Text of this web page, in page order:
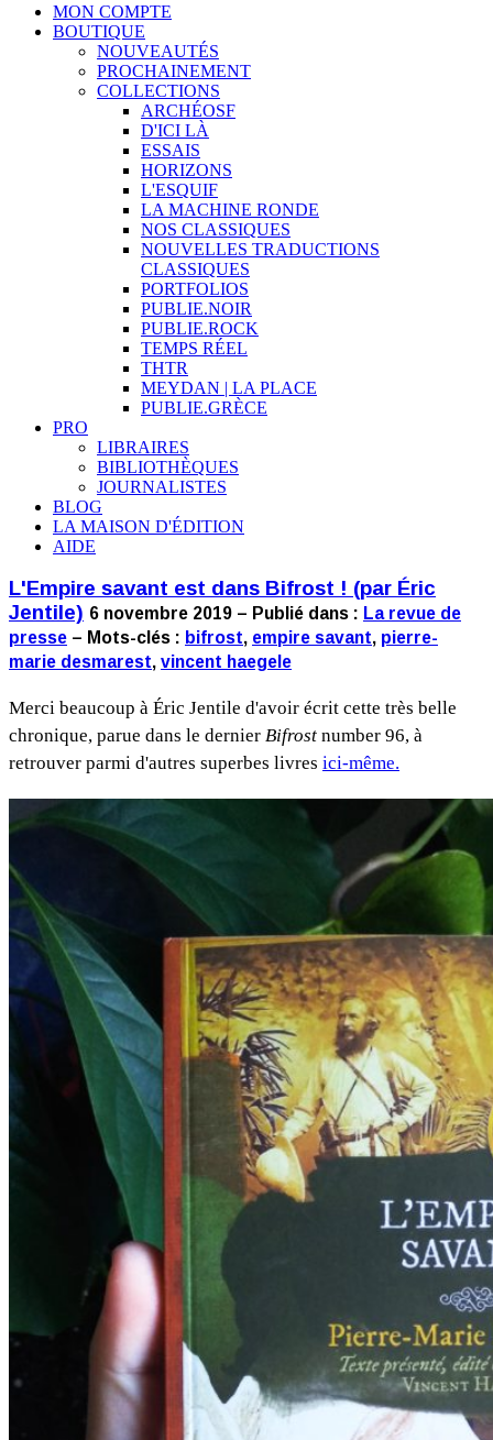
MON COMPTE
BOUTIQUE
NOUVEAUTÉS
PROCHAINEMENT
COLLECTIONS
ARCHÉOSF
D'ICI LÀ
ESSAIS
HORIZONS
L'ESQUIF
LA MACHINE RONDE
NOS CLASSIQUES
NOUVELLES TRADUCTIONS
CLASSIQUES
PORTFOLIOS
PUBLIE.NOIR
PUBLIE.ROCK
TEMPS RÉEL
THTR
MEYDAN | LA PLACE
PUBLIE.GRÈCE
PRO
LIBRAIRES
BIBLIOTHÈQUES
JOURNALISTES
BLOG
LA MAISON D'ÉDITION
AIDE
L'Empire savant est dans Bifrost ! (par Éric
Jentile) 6 novembre 2019 – Publié dans : La revue de
presse – Mots-clés : bifrost, empire savant, pierre-
marie desmarest, vincent haegele
Merci beaucoup à Éric Jentile d'avoir écrit cette très belle
chronique, parue dans le dernier Bifrost number 96, à
retrouver parmi d'autres superbes livres ici-même.